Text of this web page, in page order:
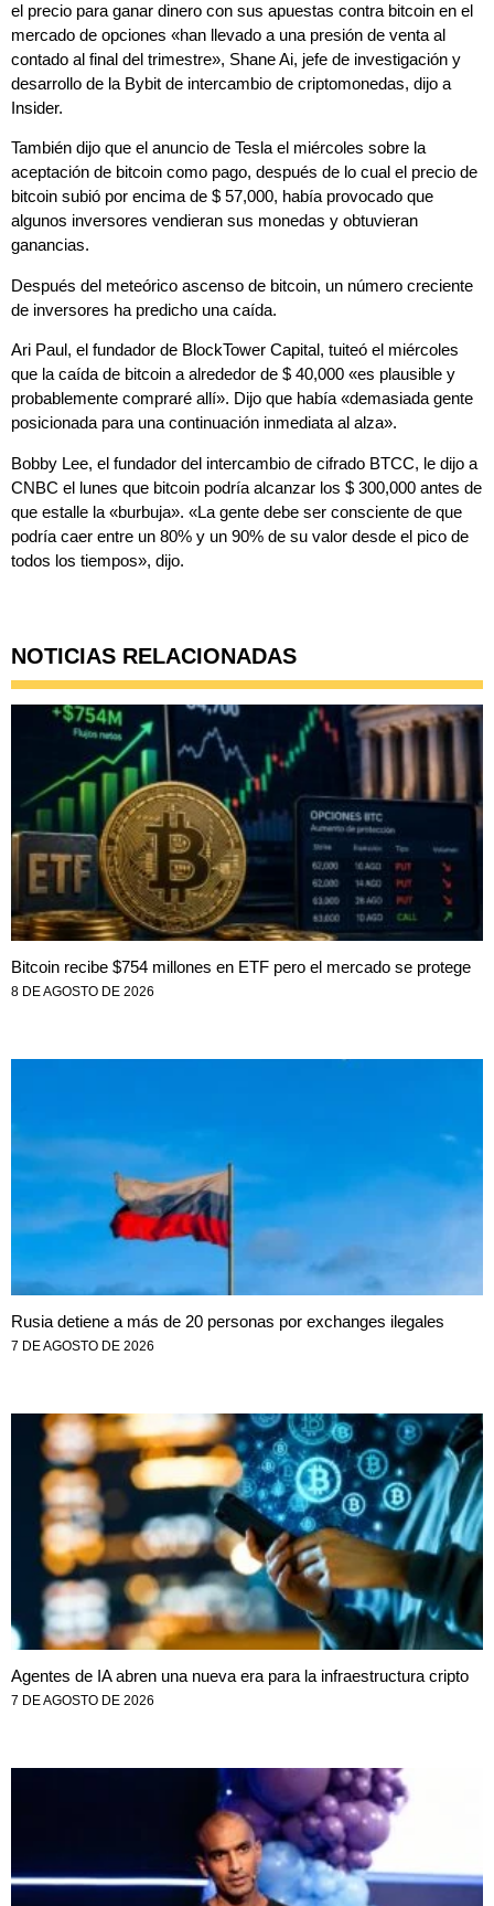
el precio para ganar dinero con sus apuestas contra bitcoin en el
mercado de opciones «han llevado a una presión de venta al
contado al final del trimestre», Shane Ai, jefe de investigación y
desarrollo de la Bybit de intercambio de criptomonedas, dijo a
Insider.
También dijo que el anuncio de Tesla el miércoles sobre la
aceptación de bitcoin como pago, después de lo cual el precio de
bitcoin subió por encima de $ 57,000, había provocado que
algunos inversores vendieran sus monedas y obtuvieran
ganancias.
Después del meteórico ascenso de bitcoin, un número creciente
de inversores ha predicho una caída.
Ari Paul, el fundador de BlockTower Capital, tuiteó el miércoles
que la caída de bitcoin a alrededor de $ 40,000 «es plausible y
probablemente compraré allí». Dijo que había «demasiada gente
posicionada para una continuación inmediata al alza».
Bobby Lee, el fundador del intercambio de cifrado BTCC, le dijo a
CNBC el lunes que bitcoin podría alcanzar los $ 300,000 antes de
que estalle la «burbuja». «La gente debe ser consciente de que
podría caer entre un 80% y un 90% de su valor desde el pico de
todos los tiempos», dijo.
NOTICIAS RELACIONADAS
Bitcoin recibe $754 millones en ETF pero el mercado se protege
8 DE AGOSTO DE 2026
Rusia detiene a más de 20 personas por exchanges ilegales
7 DE AGOSTO DE 2026
Agentes de IA abren una nueva era para la infraestructura cripto
7 DE AGOSTO DE 2026